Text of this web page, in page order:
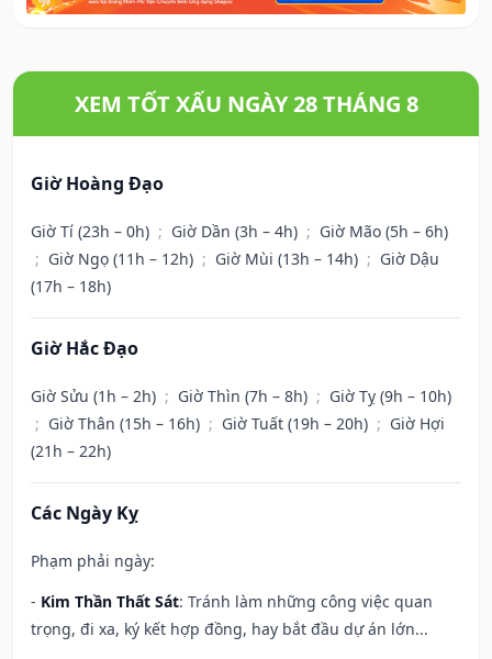
XEM TỐT XẤU NGÀY 28 THÁNG 8
Giờ Hoàng Đạo
Giờ Tí (23h – 0h) ; Giờ Dần (3h – 4h) ; Giờ Mão (5h – 6h)
; Giờ Ngọ (11h – 12h) ; Giờ Mùi (13h – 14h) ; Giờ Dậu
(17h – 18h)
Giờ Hắc Đạo
Giờ Sửu (1h – 2h) ; Giờ Thìn (7h – 8h) ; Giờ Tỵ (9h – 10h)
; Giờ Thân (15h – 16h) ; Giờ Tuất (19h – 20h) ; Giờ Hợi
(21h – 22h)
Các Ngày Kỵ
Phạm phải ngày:
- Kim Thần Thất Sát: Tránh làm những công việc quan
trọng, đi xa, ký kết hợp đồng, hay bắt đầu dự án lớn...